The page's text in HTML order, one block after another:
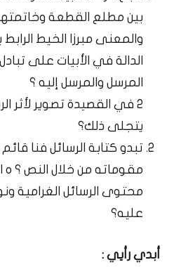
بين مطلع القطعة
والمعنى مبرزا الخيط الرابط
الدالة في الأبيات على
المرسل والمرسل إليه ؟
2 في القصيدة تصوير لأثر
يتجلى ذلك؟
تبدو كتابة الرسائل فنا
مقوماته من خلال النص ؟ ه
محتوى الرسائل الغرامية
عليه؟
أبدي رأيي :